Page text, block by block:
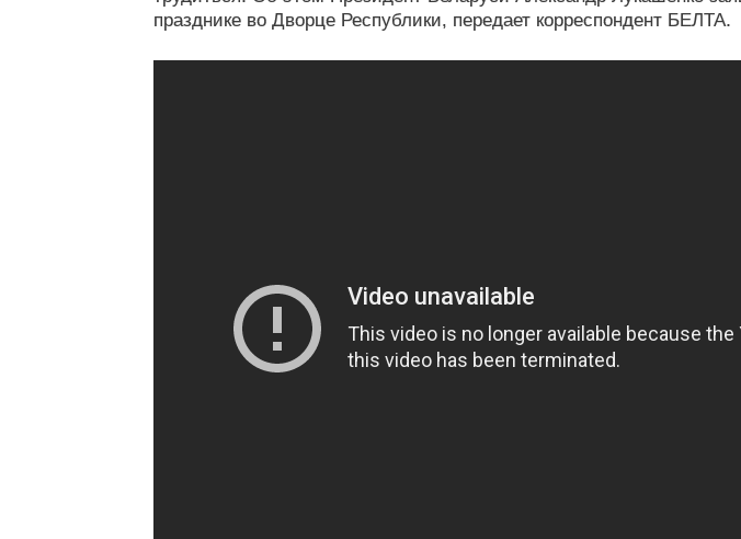
празднике во Дворце Республики, передает корреспондент БЕЛТА.